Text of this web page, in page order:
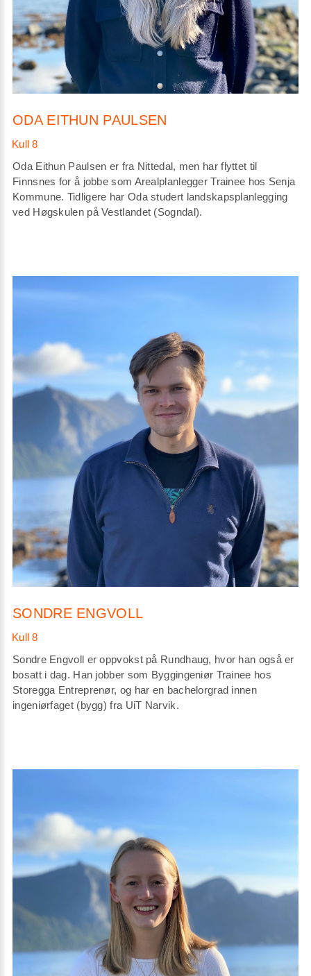
ODA EITHUN PAULSEN
Oda Eithun Paulsen er fra Nittedal, men har flyttet til
Finnsnes for å jobbe som Arealplanlegger Trainee hos Senja
Kommune. Tidligere har Oda studert landskapsplanlegging
ved Høgskulen på Vestlandet (Sogndal).
SONDRE ENGVOLL
Sondre Engvoll er oppvokst på Rundhaug, hvor han også er
bosatt i dag. Han jobber som Byggingeniør Trainee hos
Storegga Entreprenør, og har en bachelorgrad innen
ingeniørfaget (bygg) fra UiT Narvik.